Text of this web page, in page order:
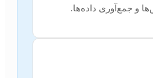
و جمع‌آوری داده‌ها.